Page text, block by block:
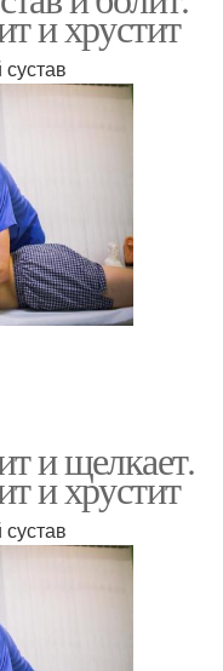
и хрустит
и щелкает.
и хрустит